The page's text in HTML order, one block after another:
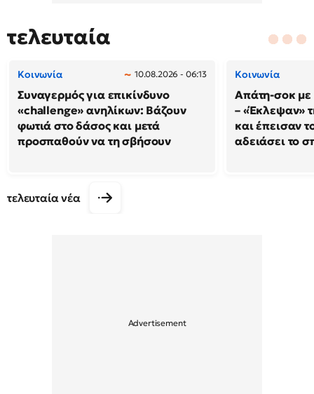
τελευταία
Κοινωνία 10.08.2026 - 06:13
Συναγερμός για επικίνδυνο
«challenge» ανηλίκων: Βάζουν
φωτιά στο δάσος και μετά
προσπαθούν να τη σβήσουν
Κοινωνία
Απάτη-σοκ με
– «Έκλεψαν»
και έπεισαν
αδειάσει το
τελευταία νέα